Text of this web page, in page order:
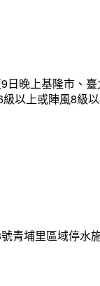
日晚上基隆市、
以上或陣風8級
青埔里區域停水